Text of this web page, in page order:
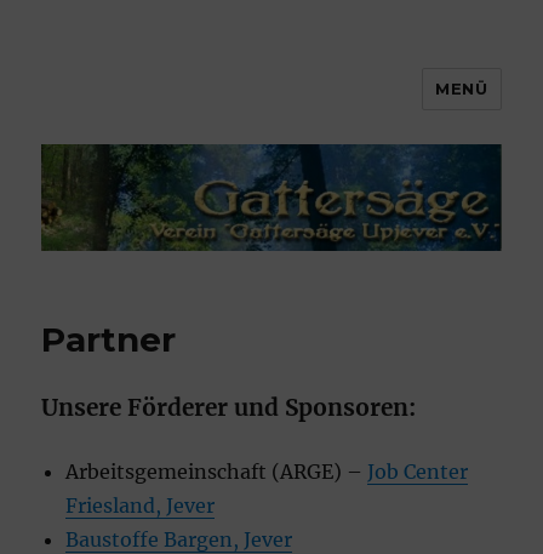
MENÜ
Partner
Unsere Förderer und Sponsoren:
Arbeitsgemeinschaft (ARGE) – Job Center
Friesland, Jever
Baustoffe Bargen, Jever